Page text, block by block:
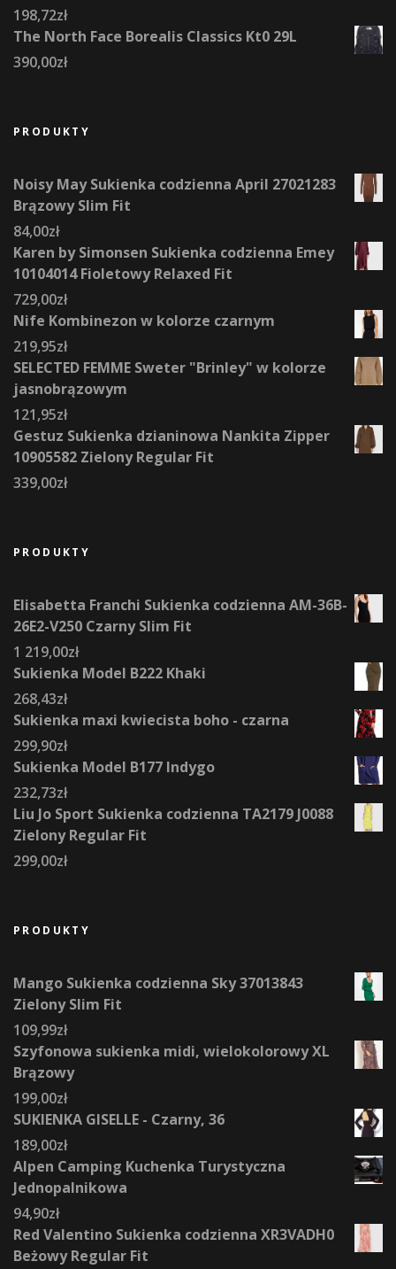
198,72zł
The North Face Borealis Classics Kt0 29L
390,00zł
PRODUKTY
Noisy May Sukienka codzienna April 27021283
Brązowy Slim Fit
84,00zł
Karen by Simonsen Sukienka codzienna Emey
10104014 Fioletowy Relaxed Fit
729,00zł
Nife Kombinezon w kolorze czarnym
219,95zł
SELECTED FEMME Sweter "Brinley" w kolorze
jasnobrązowym
121,95zł
Gestuz Sukienka dzianinowa Nankita Zipper
10905582 Zielony Regular Fit
339,00zł
PRODUKTY
Elisabetta Franchi Sukienka codzienna AM-36B-
26E2-V250 Czarny Slim Fit
1 219,00zł
Sukienka Model B222 Khaki
268,43zł
Sukienka maxi kwiecista boho - czarna
299,90zł
Sukienka Model B177 Indygo
232,73zł
Liu Jo Sport Sukienka codzienna TA2179 J0088
Zielony Regular Fit
299,00zł
PRODUKTY
Mango Sukienka codzienna Sky 37013843
Zielony Slim Fit
109,99zł
Szyfonowa sukienka midi, wielokolorowy XL
Brązowy
199,00zł
SUKIENKA GISELLE - Czarny, 36
189,00zł
Alpen Camping Kuchenka Turystyczna
Jednopalnikowa
94,90zł
Red Valentino Sukienka codzienna XR3VADH0
Beżowy Regular Fit